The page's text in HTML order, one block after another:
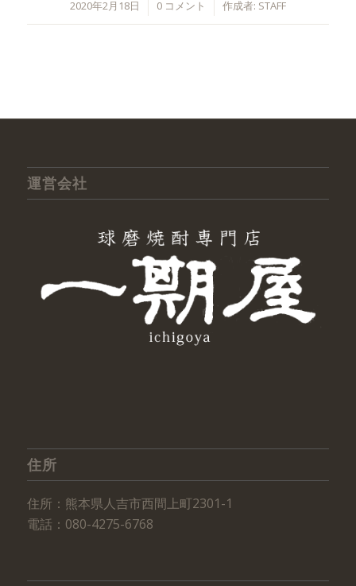
2020年2月18日
/ 0 コメント
/ 作成者: STAFF
運営会社
住所
住所：熊本県人吉市西間上町2301-1
電話：080-4275-6768